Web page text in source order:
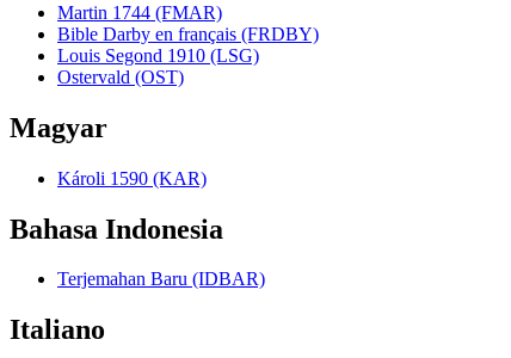
Martin 1744 (FMAR)
Bible Darby en français (FRDBY)
Louis Segond 1910 (LSG)
Ostervald (OST)
Magyar
Károli 1590 (KAR)
Bahasa Indonesia
Terjemahan Baru (IDBAR)
Italiano